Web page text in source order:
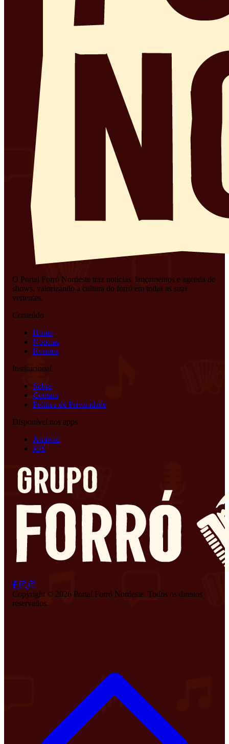
O Portal Forró Nordeste traz notícias, lançamentos e agenda de
shows, valorizando a cultura do forró em todas as suas
vertentes.
Conteúdo
Home
Notícias
Eventos
Institucional
Sobre
Contato
Política de Privacidade
Disponível nos apps
Android
iOS
Copyright © 2026 Portal Forró Nordeste. Todos os direitos
reservados.